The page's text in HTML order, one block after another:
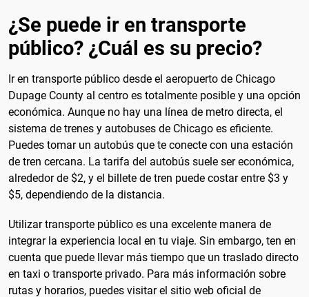
¿Se puede ir en transporte
público? ¿Cuál es su precio?
Ir en transporte público desde el aeropuerto de Chicago
Dupage County al centro es totalmente posible y una opción
económica. Aunque no hay una línea de metro directa, el
sistema de trenes y autobuses de Chicago es eficiente.
Puedes tomar un autobús que te conecte con una estación
de tren cercana. La tarifa del autobús suele ser económica,
alrededor de $2, y el billete de tren puede costar entre $3 y
$5, dependiendo de la distancia.
Utilizar transporte público es una excelente manera de
integrar la experiencia local en tu viaje. Sin embargo, ten en
cuenta que puede llevar más tiempo que un traslado directo
en taxi o transporte privado. Para más información sobre
rutas y horarios, puedes visitar el sitio web oficial de